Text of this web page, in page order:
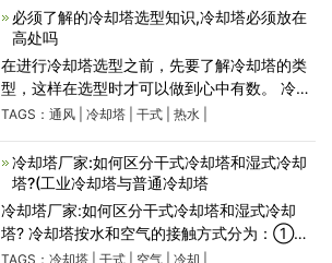
塔,机械通
必须了解的冷却塔选型知识,冷却塔必须放在
高处吗
在进行冷却塔选型之前，先要了解冷却塔的类
型，这样在选型时才可以做到心中有数。 冷却
塔按通风方式分为自然通风冷却塔、机械通风
方式分为湿
TAGS： 通风| 冷却塔| 干式| 热水
冷却塔厂家:如何区分干式冷却塔和湿式冷却
塔?(工业冷却塔与普通冷却塔
冷却塔厂家:如何区分干式冷却塔和湿式冷却
塔? 冷却塔按水和空气的接触方式分为：①湿
式冷却塔;②干式冷却塔;③干湿式冷却塔。 干
TAGS： 冷却塔| 干式| 空气| 冷却